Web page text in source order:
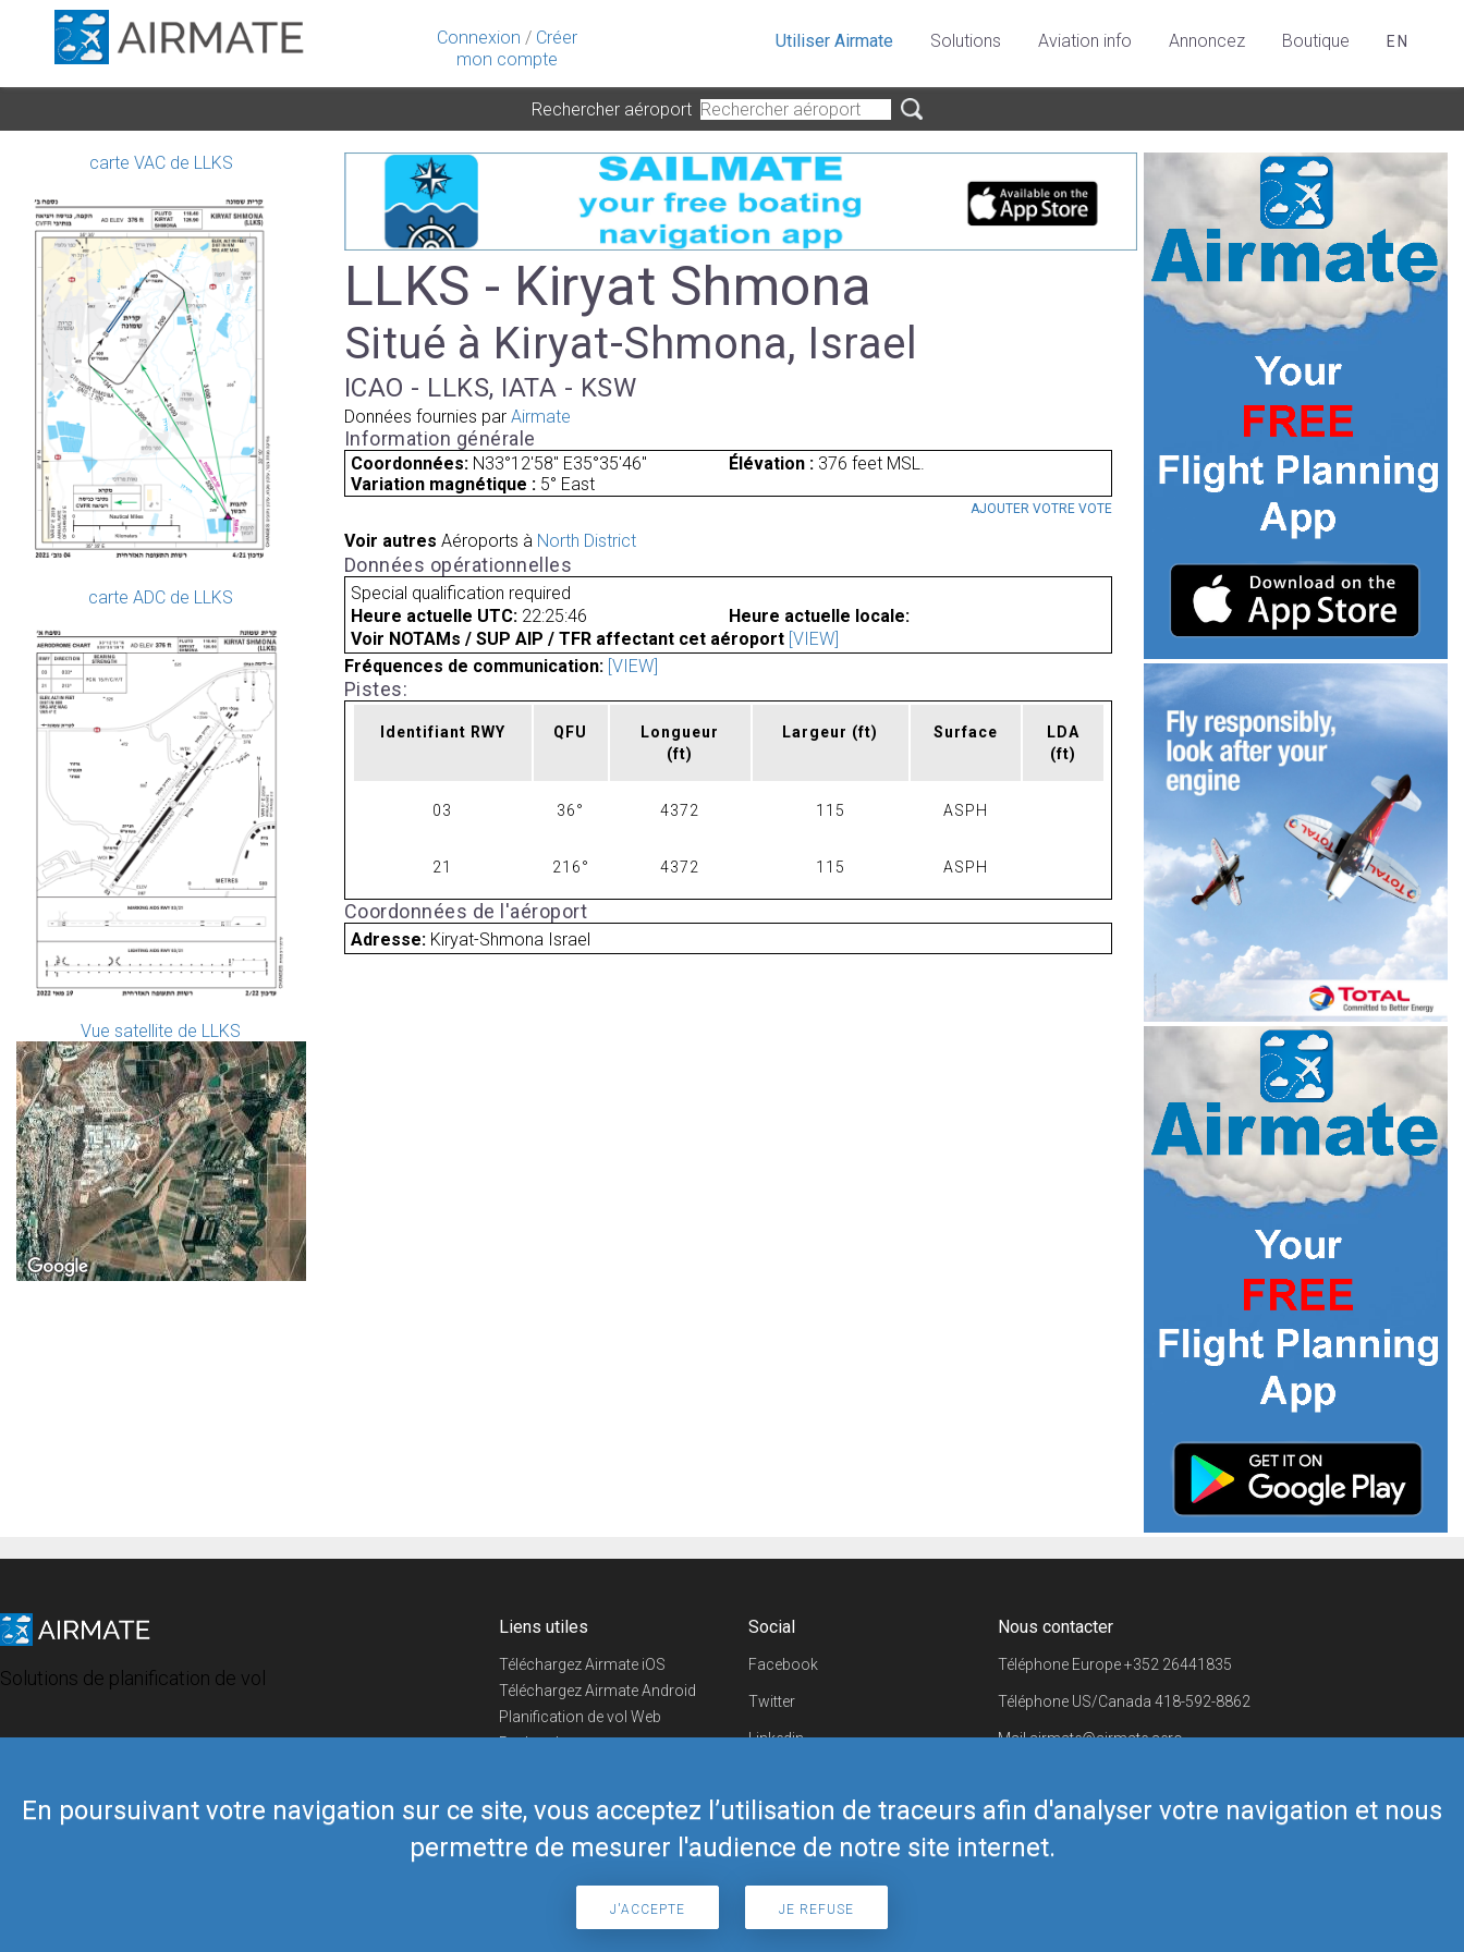
Connexion / Créer
mon compte
En poursuivant votre navigation sur ce site, vous acceptez l’utilisation de traceurs afin d'analyser votre navigation et nous
permettre de mesurer l'audience de notre site internet.
J'ACCEPTE JE REFUSE
Utiliser Airmate Solutions Aviation info Annoncez Boutique EN
Rechercher aéroport
carte VAC de LLKS
carte ADC de LLKS
Vue satellite de LLKS
LLKS - Kiryat Shmona
Situé à Kiryat-Shmona, Israel
ICAO - LLKS, IATA - KSW
Données fournies par Airmate
Information générale
Coordonnées: N33°12'58" E35°35'46" Élévation :376 feet MSL.
Variation magnétique : 5° East
AJOUTER VOTRE VOTE
Voir autres Aéroports à North District
Données opérationnelles
Special qualification required
Heure actuelle UTC: 22:25:46
Heure actuelle locale:
Voir NOTAMs / SUP AIP / TFR affectant cet aéroport [VIEW]
Fréquences de communication: [VIEW]
Pistes:
Identifiant RWY QFU
Longueur
(ft)
Largeur (ft) Surface
LDA
(ft)
03 36° 4372 115 ASPH
21 216° 4372 115 ASPH
Coordonnées de l'aéroport
Adresse: Kiryat-Shmona Israel
Solutions de planification de vol
Liens utiles
Téléchargez Airmate iOS
Téléchargez Airmate Android
Planification de vol Web
Recherche
Boutique Airmate
Social
Facebook
Twitter
Linkedin
Telegram
Nous contacter
Téléphone Europe+352 26441835
Téléphone US/Canada 418-592-8862
Mailairmate@airmate.aero